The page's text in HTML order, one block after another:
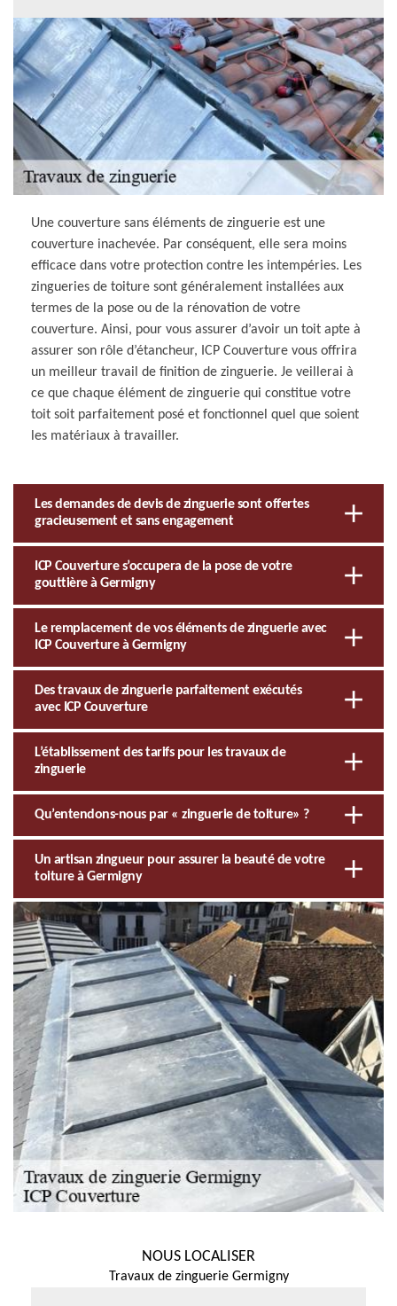
Une couverture sans éléments de zinguerie est une
couverture inachevée. Par conséquent, elle sera moins
efficace dans votre protection contre les intempéries. Les
zingueries de toiture sont généralement installées aux
termes de la pose ou de la rénovation de votre
couverture. Ainsi, pour vous assurer d’avoir un toit apte à
assurer son rôle d’étancheur, ICP Couverture vous offrira
un meilleur travail de finition de zinguerie. Je veillerai à
ce que chaque élément de zinguerie qui constitue votre
toit soit parfaitement posé et fonctionnel quel que soient
les matériaux à travailler.
Les demandes de devis de zinguerie sont offertes
gracieusement et sans engagement
ICP Couverture s’occupera de la pose de votre
gouttière à Germigny
Le remplacement de vos éléments de zinguerie avec
ICP Couverture à Germigny
Des travaux de zinguerie parfaitement exécutés
avec ICP Couverture
L’établissement des tarifs pour les travaux de
zinguerie
Qu’entendons-nous par « zinguerie de toiture» ?
Un artisan zingueur pour assurer la beauté de votre
toiture à Germigny
NOUS LOCALISER
Travaux de zinguerie Germigny